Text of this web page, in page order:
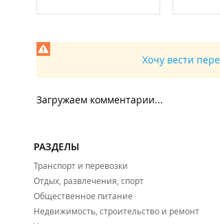
Хочу вести
Загружаем комментарии...
РАЗДЕЛЫ
Транспорт и перевозки
Отдых, развлечения, спорт
Общественное питание
Недвижимость, строительство и ремонт